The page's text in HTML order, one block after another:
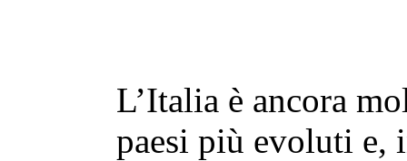
L’Italia è ancora
paesi più evoluti e,